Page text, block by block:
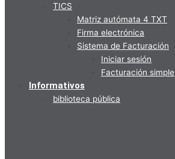
TICS
Matriz autómata 4 TXT
Firma electrónica
Sistema de Facturación
Iniciar sesión
Facturación simple
Informativos
biblioteca pública